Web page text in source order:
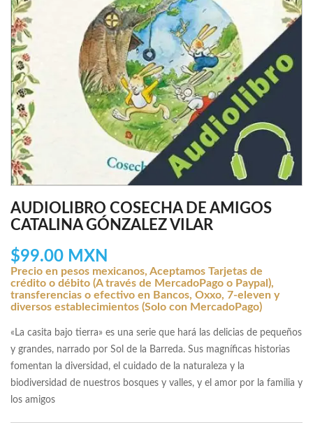
AUDIOLIBRO COSECHA DE AMIGOS
CATALINA GÓNZALEZ VILAR
$99.00 MXN
Precio en pesos mexicanos, Aceptamos Tarjetas de
crédito o débito (A través de MercadoPago o Paypal),
transferencias o efectivo en Bancos, Oxxo, 7-eleven y
diversos establecimientos (Solo con MercadoPago)
«La casita bajo tierra» es una serie que hará las delicias de pequeños
y grandes, narrado por Sol de la Barreda. Sus magníficas historias
fomentan la diversidad, el cuidado de la naturaleza y la
biodiversidad de nuestros bosques y valles, y el amor por la familia y
los amigos